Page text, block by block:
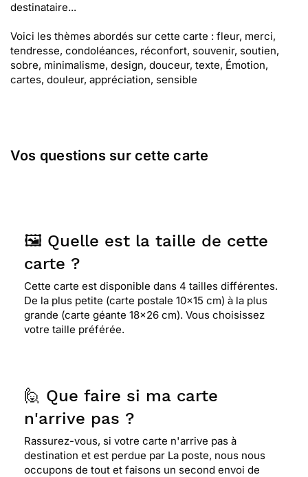
destinataire...
Voici les thèmes abordés sur cette carte : fleur, merci,
tendresse, condoléances, réconfort, souvenir, soutien,
sobre, minimalisme, design, douceur, texte, Émotion,
cartes, douleur, appréciation, sensible
Vos questions sur cette carte
🖼️ Quelle est la taille de cette
carte ?
Cette carte est disponible dans 4 tailles différentes.
De la plus petite (carte postale 10x15 cm) à la plus
grande (carte géante 18x26 cm). Vous choisissez
votre taille préférée.
🙋 Que faire si ma carte
n'arrive pas ?
Rassurez-vous, si votre carte n'arrive pas à
destination et est perdue par La poste, nous nous
occupons de tout et faisons un second envoi de